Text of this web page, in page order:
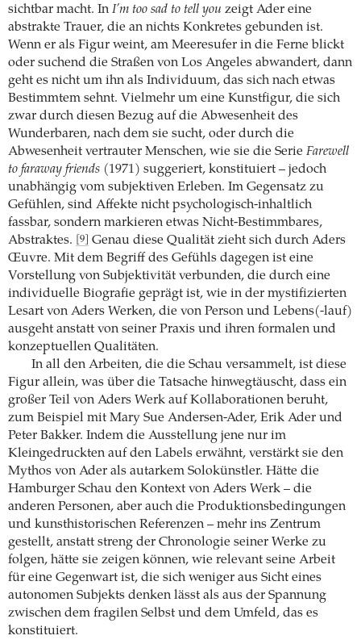
sichtbar macht. In I’m too sad to tell you zeigt Ader eine
abstrakte Trauer, die an nichts Konkretes gebunden ist.
Wenn er als Figur weint, am Meeresufer in die Ferne blickt
oder suchend die Straßen von Los Angeles abwandert, dann
geht es nicht um ihn als Individuum, das sich nach etwas
Bestimmtem sehnt. Vielmehr um eine Kunstfigur, die sich
zwar durch diesen Bezug auf die Abwesenheit des
Wunderbaren, nach dem sie sucht, oder durch die
Abwesenheit vertrauter Menschen, wie sie die Serie Farewell
to faraway friends (1971) suggeriert, konstituiert – jedoch
unabhängig vom subjektiven Erleben. Im Gegensatz zu
Gefühlen, sind Affekte nicht psychologisch-inhaltlich
fassbar, sondern markieren etwas Nicht-Bestimmbares,
Abstraktes.
[9]
Genau diese Qualität zieht sich durch Aders
Œuvre. Mit dem Begriff des Gefühls dagegen ist eine
Vorstellung von Subjektivität verbunden, die durch eine
individuelle Biografie geprägt ist, wie in der mystifizierten
Lesart von Aders Werken, die von Person und Lebens(-lauf)
ausgeht anstatt von seiner Praxis und ihren formalen und
konzeptuellen Qualitäten.
In all den Arbeiten, die die Schau versammelt, ist diese
Figur allein, was über die Tatsache hinwegtäuscht, dass ein
großer Teil von Aders Werk auf Kollaborationen beruht,
zum Beispiel mit Mary Sue Andersen-Ader, Erik Ader und
Peter Bakker. Indem die Ausstellung jene nur im
Kleingedruckten auf den Labels erwähnt, verstärkt sie den
Mythos von Ader als autarkem Solokünstler. Hätte die
Hamburger Schau den Kontext von Aders Werk – die
anderen Personen, aber auch die Produktionsbedingungen
und kunsthistorischen Referenzen – mehr ins Zentrum
gestellt, anstatt streng der Chronologie seiner Werke zu
folgen, hätte sie zeigen können, wie relevant seine Arbeit
für eine Gegenwart ist, die sich weniger aus Sicht eines
autonomen Subjekts denken lässt als aus der Spannung
zwischen dem fragilen Selbst und dem Umfeld, das es
konstituiert.